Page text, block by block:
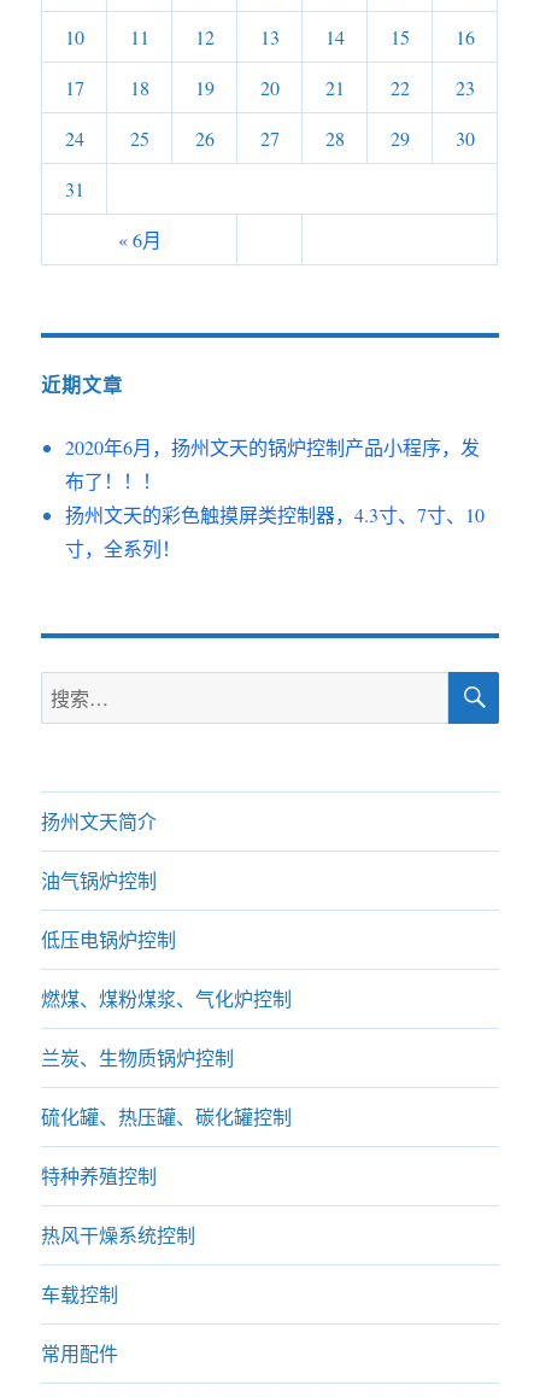
« 6月
10
11 12 13 14 15
16
17
18 19 20 21 22
23
24
25 26 27 28 29
30
31
近期文章
2020年6月，扬州文天的锅炉控制产品小程序，发
布了！！！
扬州文天的彩色触摸屏类控制器，4.3寸、7寸、10
寸，全系列！
搜
索：
搜
扬州文天简介
油气锅炉控制
低压电锅炉控制
燃煤、煤粉煤浆、气化炉控制
兰炭、生物质锅炉控制
硫化罐、热压罐、碳化罐控制
特种养殖控制
热风干燥系统控制
车载控制
常用配件